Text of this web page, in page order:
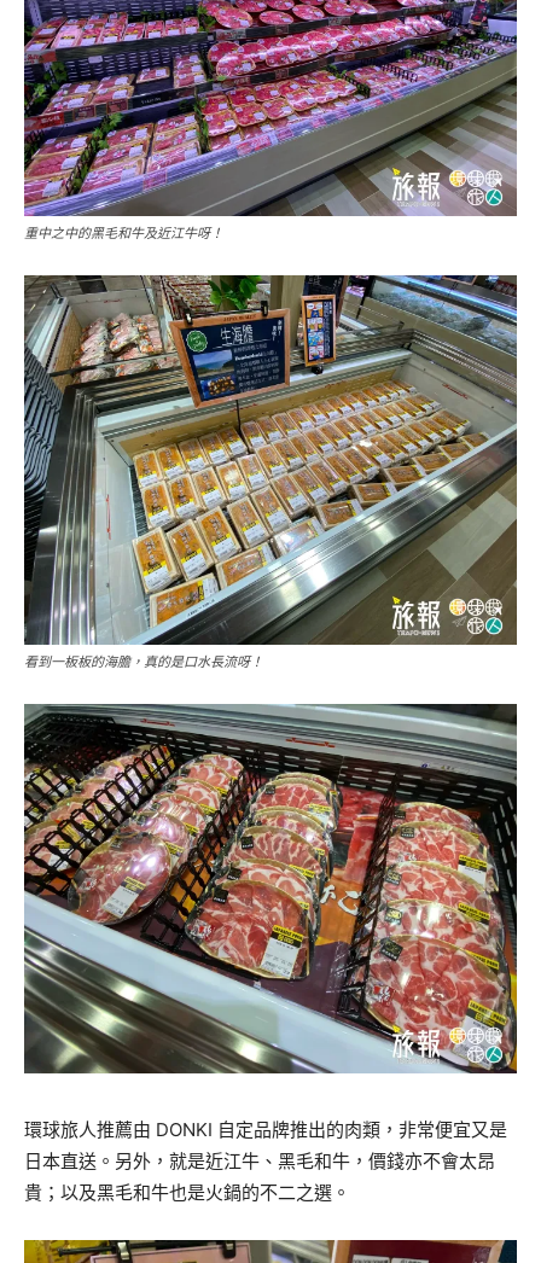
重中之中的黑毛和牛及近江牛呀！
看到一板板的海膽，真的是口水長流呀！
環球旅人推薦由 DONKI 自定品牌推出的肉類，非常便宜又是
日本直送。另外，就是近江牛、黑毛和牛，價錢亦不會太昂
貴；以及黑毛和牛也是火鍋的不二之選。